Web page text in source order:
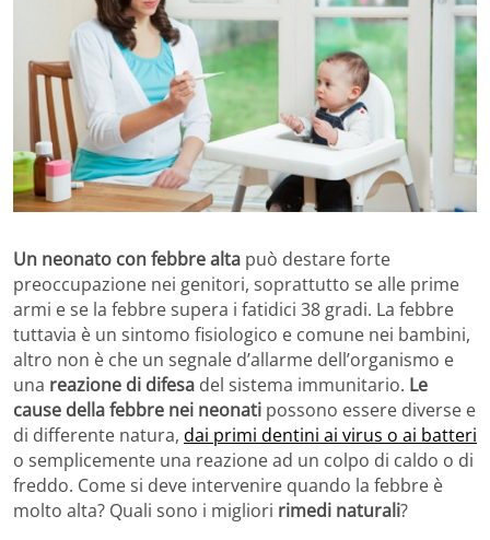
Un neonato con febbre alta può destare forte
preoccupazione nei genitori, soprattutto se alle prime
armi e se la febbre supera i fatidici 38 gradi. La febbre
tuttavia è un sintomo fisiologico e comune nei bambini,
altro non è che un segnale d’allarme dell’organismo e
una reazione di difesa del sistema immunitario. Le
cause della febbre nei neonati possono essere diverse e
di differente natura, dai primi dentini ai virus o ai batteri
o semplicemente una reazione ad un colpo di caldo o di
freddo. Come si deve intervenire quando la febbre è
molto alta? Quali sono i migliori rimedi naturali?